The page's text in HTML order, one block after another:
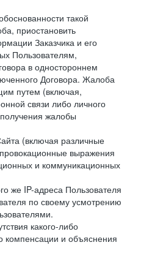
такой
приостановить
Заказчика и его
Пользователям,
в одностороннем
Договора. Жалоба
путем (включая,
связи либо личного
жалобы
(включая различные
выражения
и коммуникационных
же IP-адреса Пользователя
по своему усмотрению
какого-либо
компенсации и объяснения